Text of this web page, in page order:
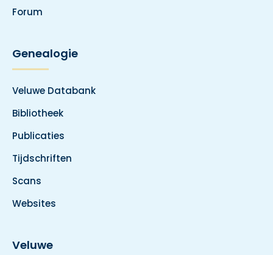
Forum
Genealogie
Veluwe Databank
Bibliotheek
Publicaties
Tijdschriften
Scans
Websites
Veluwe